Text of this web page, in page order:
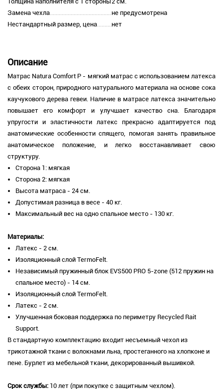
Замена чехла
не предусмотрена
Нестандартный размер, цена
нет
Описание
Матрас Natura Comfort Р - мягкий матрас с использованием латекса
с обеих сторон, природного натурального материала на основе сока
каучукового дерева гевеи. Наличие в матрасе латекса значительно
повышает его комфорт и улучшает качество сна. Благодаря
упругости и эластичности латекс прекрасно адаптируется под
анатомические особенности спящего, помогая занять правильное
анатомическое положение, и легко восстанавливает свою
структуру.
Сторона 1: мягкая
Сторона 2: мягкая
Высота матраса - 24 см.
Допустимая разница в весе - 40 кг.
Максимальный вес на одно спальное место - 130 кг.
Материалы:
Латекс - 2 см.
Изоляционный слой TermoFelt.
Независимый пружинный блок EVS500 PRO 5-zone (512 пружин на
спальное место) - 14 см.
Изоляционный слой TermoFelt.
Латекс - 2 см.
Улучшенная боковая поддержка по периметру Recycled Rait
Support.
В стандартную комплектацию входит несъемный чехол из
трикотажной ткани с волокнами льна, простеганного на хлопконе и
пене. Бурлет из мебельной ткани, декорированный вышивкой.
Срок службы: 10 лет (при покупке с защитным чехлом).